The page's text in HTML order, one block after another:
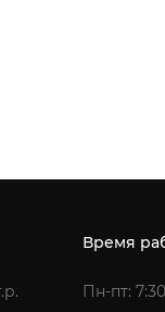
Время
Пн-пт: